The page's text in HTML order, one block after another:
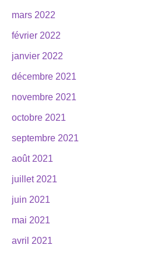
mars 2022
février 2022
janvier 2022
décembre 2021
novembre 2021
octobre 2021
septembre 2021
août 2021
juillet 2021
juin 2021
mai 2021
avril 2021